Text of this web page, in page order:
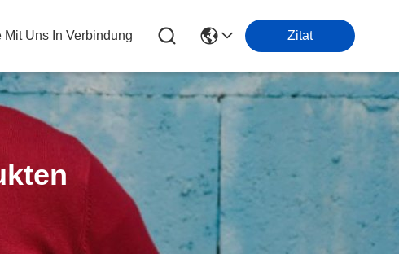
Mit Uns In Verbindung Zitat